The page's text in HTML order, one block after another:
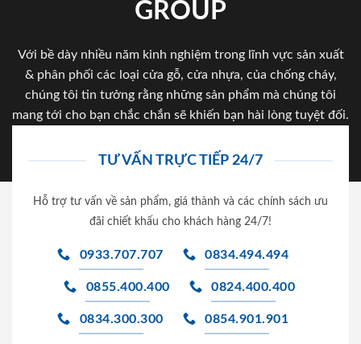
GROUP
Với bề dày nhiều năm kinh nghiệm trong lĩnh vực sản xuất
& phân phối các loại cửa gỗ, cửa nhựa, của chống cháy,
chúng tôi tin tưởng rằng những sản phẩm mà chúng tôi
mang tới cho bạn chắc chắn sẽ khiến bạn hài lòng tuyệt đối.
TƯ VẤN TRỰC TIẾP 24/7
Hỗ trợ tư vấn về sản phẩm, giá thành và các chính sách ưu
đãi chiết khấu cho khách hàng 24/7!
0933.707.707 0834.494.494
0855.400.400 0824.400.400
0834.300.300 0854.901.901